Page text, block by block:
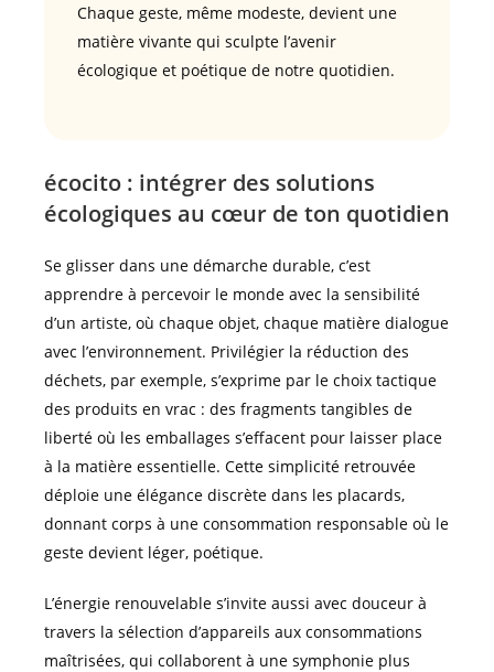
Chaque geste, même modeste, devient une
matière vivante qui sculpte l’avenir
écologique et poétique de notre quotidien.
écocito : intégrer des solutions
écologiques au cœur de ton quotidien
Se glisser dans une démarche durable, c’est
apprendre à percevoir le monde avec la sensibilité
d’un artiste, où chaque objet, chaque matière dialogue
avec l’environnement. Privilégier la réduction des
déchets, par exemple, s’exprime par le choix tactique
des produits en vrac : des fragments tangibles de
liberté où les emballages s’effacent pour laisser place
à la matière essentielle. Cette simplicité retrouvée
déploie une élégance discrète dans les placards,
donnant corps à une consommation responsable où le
geste devient léger, poétique.
L’énergie renouvelable s’invite aussi avec douceur à
travers la sélection d’appareils aux consommations
maîtrisées, qui collaborent à une symphonie plus